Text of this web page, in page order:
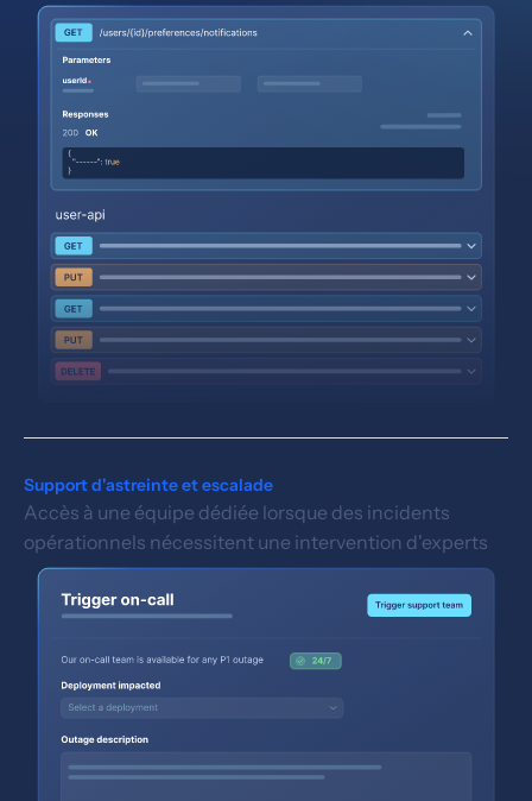
Support d'astreinte et escalade
Accès à une équipe dédiée lorsque des incidents
opérationnels nécessitent une intervention d'experts